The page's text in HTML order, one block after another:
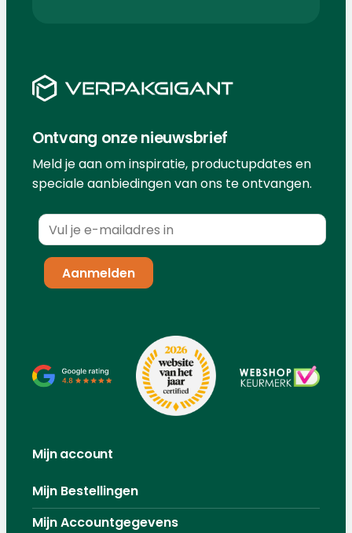
Ontvang onze nieuwsbrief
Meld je aan om inspiratie, productupdates en
speciale aanbiedingen van ons te ontvangen.
Mijn account
Mijn Bestellingen
Mijn Accountgegevens